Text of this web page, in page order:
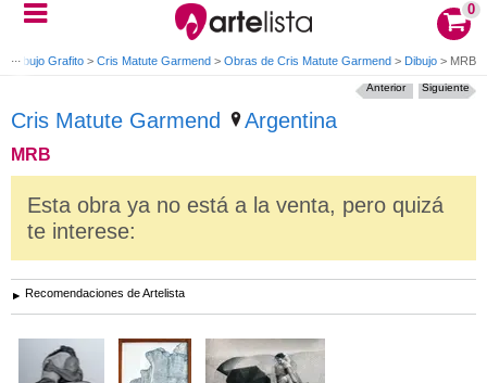
0
Dibujo Grafito > Cris Matute Garmend > Obras de Cris Matute Garmend > Dibujo > MRB
Cris Matute Garmend Argentina
MRB
Siguiente
Anterior
Esta obra ya no está a la venta, pero quizá
te interese:
Recomendaciones de Artelista